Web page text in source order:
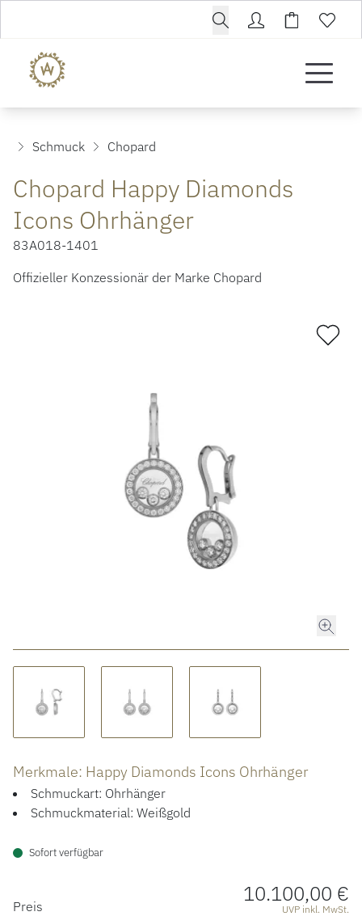
ROLEX CERTIFIED PRE-OWNED
HOCHZEIT
ACCESSOIRES
ÜBER UNS
Schmuck Chopard
Chopard Happy Diamonds
Icons Ohrhänger
83A018-1401
Offizieller Konzessionär der Marke Chopard
Merkmale: Happy Diamonds Icons Ohrhänger
Schmuckart: Ohrhänger
Schmuckmaterial: Weißgold
Sofort verfügbar
PREISINFORMATIONEN
Preis 10.100,00 €
UVP inkl. MwSt.